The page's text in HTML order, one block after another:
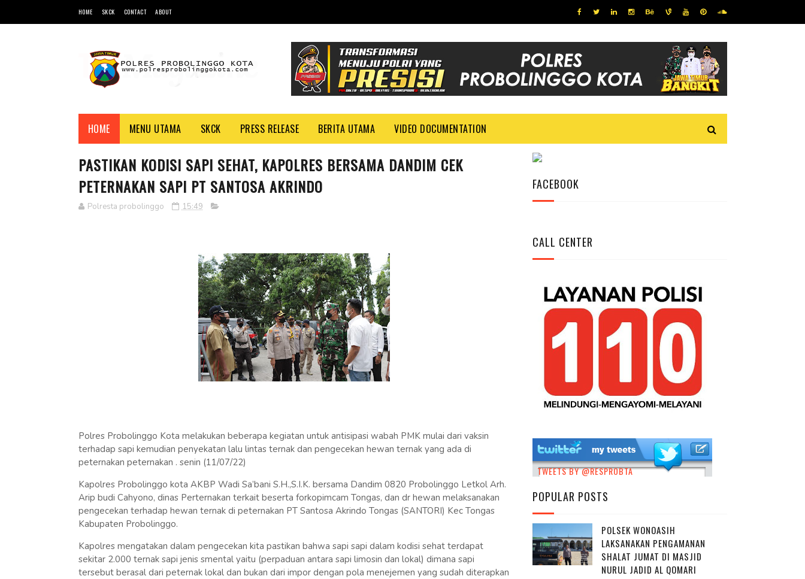
HOME SKCK CONTACT ABOUT
HOME MENU UTAMA SKCK PRESS RELEASE BERITA UTAMA VIDEO DOCUMENTATION
PASTIKAN KODISI SAPI SEHAT, KAPOLRES BERSAMA DANDIM CEK
PETERNAKAN SAPI PT SANTOSA AKRINDO
Polresta probolinggo 15:49
Polres Probolinggo Kota melakukan beberapa kegiatan untuk antisipasi wabah PMK mulai dari vaksin
terhadap sapi kemudian penyekatan lalu lintas ternak dan pengecekan hewan ternak yang ada di
peternakan peternakan . senin (11/07/22)
Kapolres Probolinggo kota AKBP Wadi Sa’bani S.H.,S.I.K. bersama Dandim 0820 Probolinggo Letkol Arh.
Arip budi Cahyono, dinas Perternakan terkait beserta forkopimcam Tongas, dan dr hewan melaksanakan
pengecekan terhadap hewan ternak di peternakan PT Santosa Akrindo Tongas (SANTORI) Kec Tongas
Kabupaten Probolinggo.
Kapolres mengatakan dalam pengecekan kita pastikan bahwa sapi sapi dalam kodisi sehat terdapat
sekitar 2.000 ternak sapi jenis smental yaitu (perpaduan antara sapi limosin dan lokal) dimana sapi
tersebut berasal dari peternak lokal dan bukan dari impor dengan pola menejemen yang sudah diterapkan
FACEBOOK
CALL CENTER
TWEETS BY @RESPROBTA
POPULAR POSTS
POLSEK WONOASIH
LAKSANAKAN PENGAMANAN
SHALAT JUMAT DI MASJID
NURUL JADID AL QOMARI